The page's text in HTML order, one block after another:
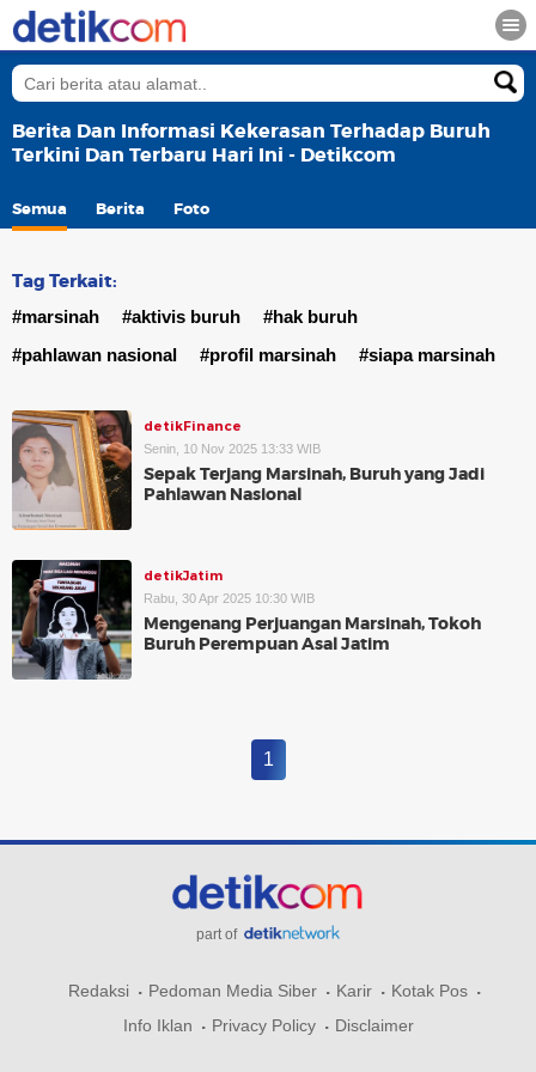
Berita Dan Informasi Kekerasan Terhadap Buruh
Terkini Dan Terbaru Hari Ini - Detikcom
Semua Berita Foto
Tag Terkait:
#marsinah #aktivis buruh
#hak buruh
#pahlawan nasional
#profil marsinah #siapa marsinah
detikFinance
Senin, 10 Nov 2025 13:33 WIB
Sepak Terjang Marsinah, Buruh yang Jadi
Pahlawan Nasional
detikJatim
Rabu, 30 Apr 2025 10:30 WIB
Mengenang Perjuangan Marsinah, Tokoh
Buruh Perempuan Asal Jatim
1
part of
Redaksi Pedoman Media Siber Karir
Kotak Pos
Info Iklan
Privacy Policy Disclaimer